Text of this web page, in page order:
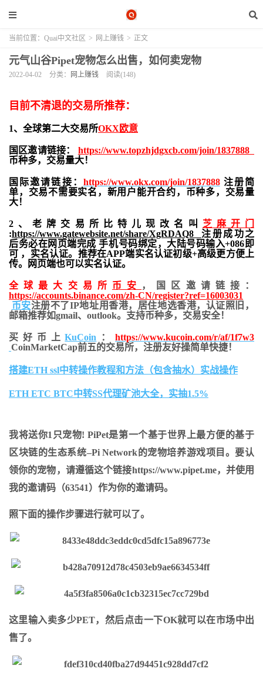
当前位置： Quai中文社区 > 网上赚钱 > 正文
元气山谷Pipet宠物怎么出售，如何卖宠物
2022-04-02 分类： 网上赚钱 阅读(148)
目前不清退的交易所推荐：
1、全球第二大交易所OKX欧意
国区邀请链接： https://www.topzhjdgxcb.com/join/1837888
币种多，交易量大！
国际邀请链接： https://www.okx.com/join/1837888注册简
单，交易不需要实名，新用户能开合约， 币种多，交易量
大！
2、老牌交易所比特儿现改名叫 芝麻开门
:https://www.gatewebsite.net/share/XgRDAQ8 注册成功之
后务必在网页端完成 手机号码绑定，大陆号码输入+086即
可 ，实名认证。推荐在APP端实名认证初级+高级更方便上
传。网页端也可以实名认证。
全球最大交易所 币安
，国区邀请链接：
https://accounts.binance.com/zh-CN/register?ref=16003031
币安注册不了IP地址用香港，居住地选香港，认证照旧，
邮箱推荐如gmail、outlook。支持币种多，交易安全！
买好币上KuCoin ：https://www.kucoin.com/r/af/1f7w3
CoinMarketCap前五的交易所，注册友好操简单快捷！
搭建ETH ssl中转操作教程和方法（包含抽水）实战操作
ETH ETC BTC中转SS代理矿池大全，实抽1.5%
我将送你1只宠物! PiPet是第一个基于世界上最方便的基于
区块链的生态系统–Pi Network的宠物培养游戏项目。要认
领你的宠物，请遵循这个链接https://www.pipet.me，并使用
我的邀请码（63541）作为你的邀请码。
照下面的操作步骤进行就可以了。
这里输入卖多少PET，然后点击一下OK就可以在市场中出
售了。